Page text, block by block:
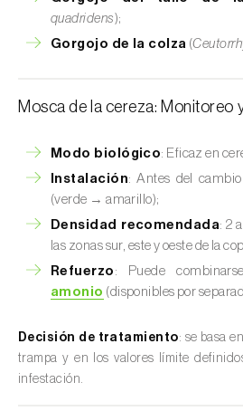
quadridens );
Gorgojo de la colza (
Mosca de la cereza: Monitoreo
Modo biológico: Eficaz en
Instalación: Antes del
(verde → amarillo);
Densidad recomendada: 2
las zonas sur, este y oeste de la
Refuerzo : Puede
amonio (disponibles por
Decisión de tratamiento: se basa
trampa y en los valores límite
infestación.